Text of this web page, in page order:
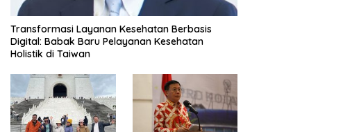
Transformasi Layanan Kesehatan Berbasis
Digital: Babak Baru Pelayanan Kesehatan
Holistik di Taiwan